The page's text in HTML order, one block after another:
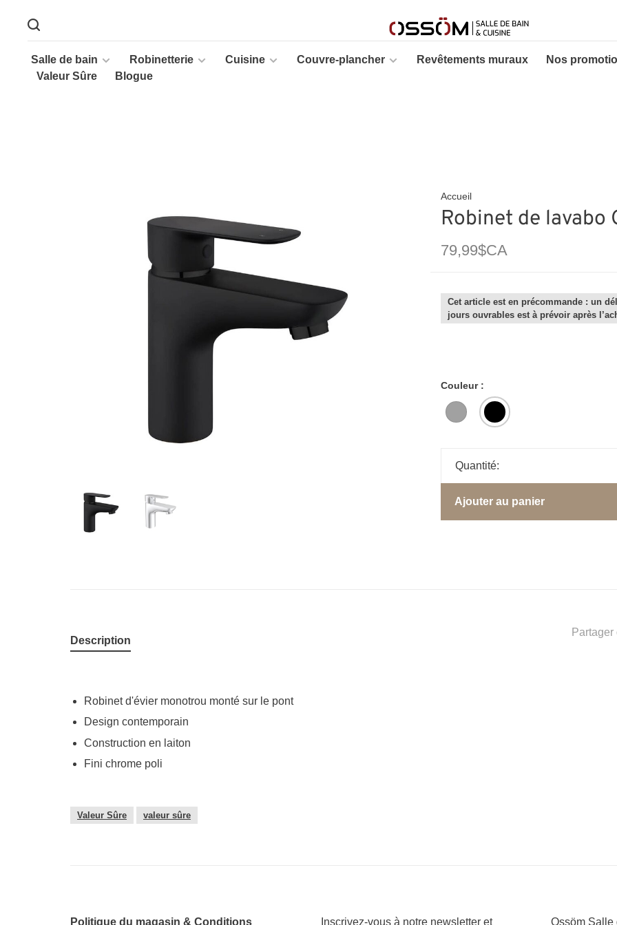
Salle de bain Robinetterie Cuisine Couvre-plancher Revêtements muraux Nos
Valeur Sûre
Blogue
Accueil
Robinet de lavabo
79,99$CA
Cet article est en précommande : un
jours ouvrables est à prévoir après
Couleur :
Quantité:
Ajouter au panier
Partager
Description
Robinet d'évier monotrou monté sur le pont
Design contemporain
Construction en laiton
Fini chrome poli
Valeur Sûre valeur sûre
Politique du magasin & Conditions Inscrivez-vous à notre newsletter et Ossöm Salle